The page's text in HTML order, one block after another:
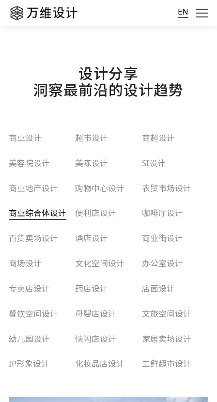
EN
设计分享
洞察最前沿的设计趋势
商业设计 超市设计 商超设计
美容院设计 美陈设计 SI设计
商业地产设计 购物中心设计 农贸市场设计
商业综合体设计 便利店设计 咖啡厅设计
百货卖场设计 酒店设计 商业街设计
商场设计 文化空间设计 办公室设计
专卖店设计 药店设计 店面设计
餐饮空间设计 母婴店设计 文旅空间设计
幼儿园设计 快闪店设计 家居卖场设计
IP形象设计 化妆品店设计 生鲜超市设计